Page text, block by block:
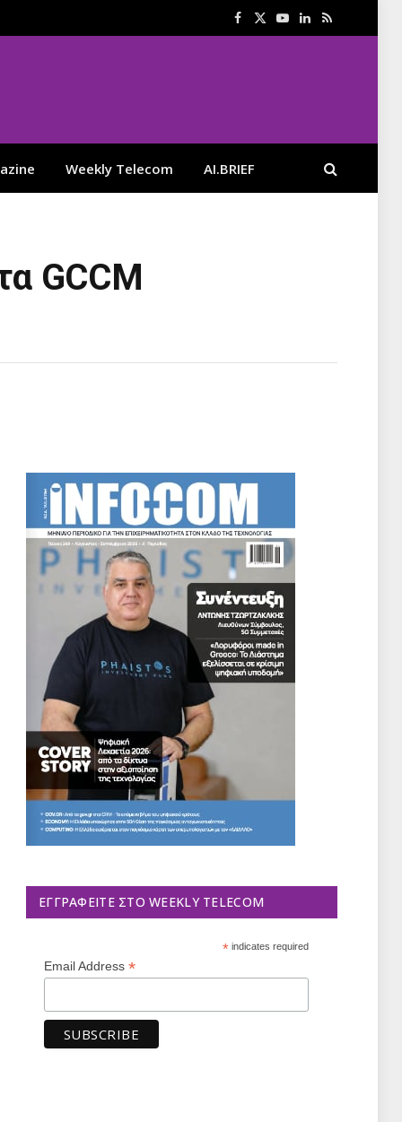
Facebook
X
YouTube
LinkedIn
RSS
Weekly Telecom AI.BRIEF
GCCM
ΕΓΓΡΑΦΕΊΤΕ ΣΤΟ WEEKLY TELECOM
*indicates required
Email Address *